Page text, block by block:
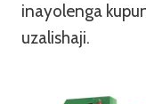
inayolenga
uzalishaji.